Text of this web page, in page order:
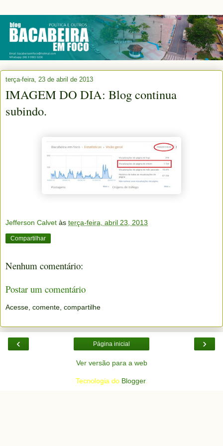
terça-feira, 23 de abril de 2013
IMAGEM DO DIA: Blog continua
subindo.
Jefferson Calvet às terça-feira, abril 23, 2013
Compartilhar
Nenhum comentário:
Postar um comentário
Acesse, comente, compartilhe
‹ ›
Página inicial
Ver versão para a web
Tecnologia do Blogger.